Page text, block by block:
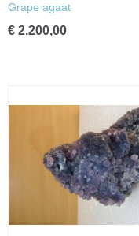
Grape agaat
€ 2.200,00